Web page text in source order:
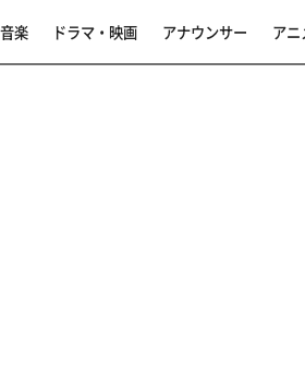
楽 ドラマ・映画 アナウンサー アニ